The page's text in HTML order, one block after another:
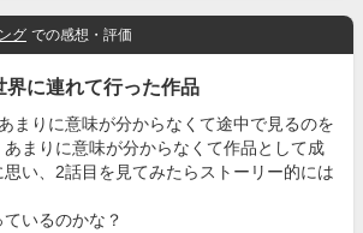
グ での感想・評価
界に連れて行った作品
まりに意味が分からなくて途中で見るのを
あまりに意味が分からなくて作品として成
思い、2話目を見てみたらストーリー的には
いるのかな？